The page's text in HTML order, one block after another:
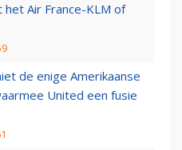
Air France-KLM of
de enige Amerikaanse
United een fusie